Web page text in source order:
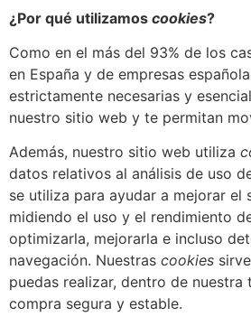
¿Por qué utilizamos cookies?
Como en el más del 93% de los
en España y de empresas
estrictamente necesarias y
nuestro sitio web y te permitan
Además, nuestro sitio web utiliza
datos relativos al análisis de uso
se utiliza para ayudar a mejorar el
midiendo el uso y el rendimiento
optimizarla, mejorarla e incluso
navegación. Nuestras cookies
puedas realizar, dentro de nuestra
compra segura y estable.